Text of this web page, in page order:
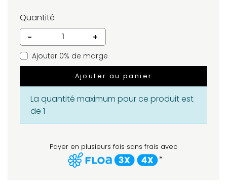
Quantité
-
+
Ajouter 0% de marge
Ajouter au panier
La quantité maximum pour ce produit est
de 1
Payer en plusieurs fois sans frais avec
*